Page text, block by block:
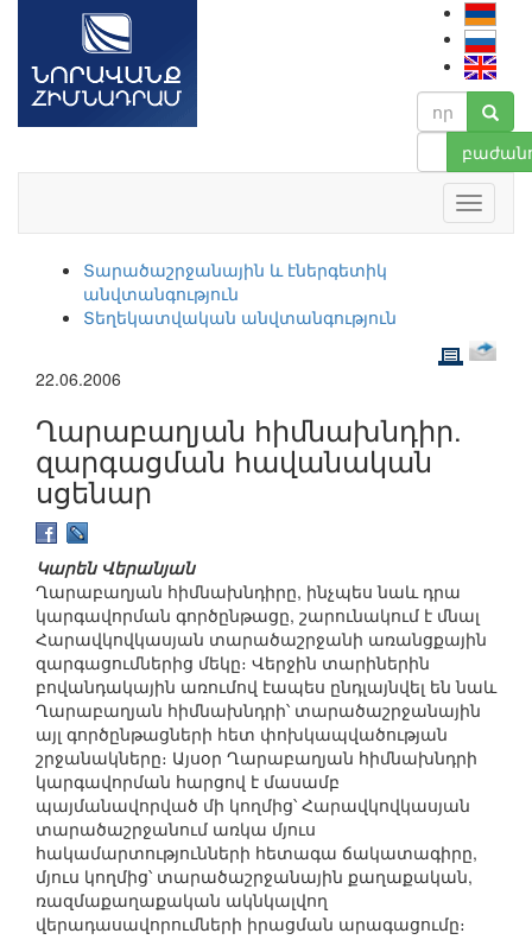
Տարածաշրջանային և էներգետիկ
անվտանգություն
Տեղեկատվական անվտանգություն
22.06.2006
Ղարաբաղյան հիմնախնդիր.
զարգացման հավանական
սցենար
Կարեն Վերանյան
Ղարաբաղյան հիմնախնդիրը, ինչպես նաև դրա
կարգավորման գործընթացը, շարունակում է մնալ
Հարավկովկասյան տարածաշրջանի առանցքային
զարգացումներից մեկը։ Վերջին տարիներին
բովանդակային առումով էապես ընդլայնվել են նաև
Ղարաբաղյան հիմնախնդրի՝ տարածաշրջանային
այլ գործընթացների հետ փոխկապվածության
շրջանակները։ Այսօր Ղարաբաղյան հիմնախնդրի
կարգավորման հարցով է մասամբ
պայմանավորված մի կողմից՝ Հարավկովկասյան
տարածաշրջանում առկա մյուս
հակամարտությունների հետագա ճակատագիրը,
մյուս կողմից՝ տարածաշրջանային քաղաքական,
ռազմաքաղաքական ակնկալվող
վերադասավորումների իրացման արագացումը։